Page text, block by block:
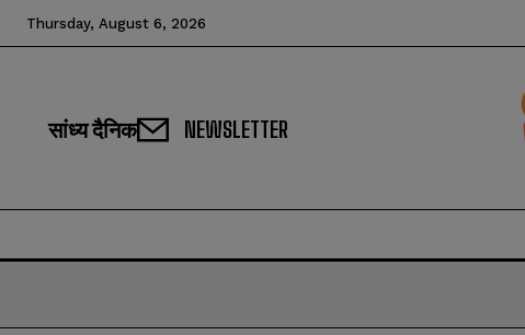
Thursday, August 6, 2026
सांध्य दैनिक NEWSLETTER